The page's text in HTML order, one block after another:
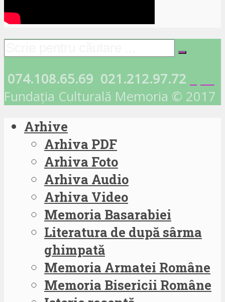
074.108.65.69 021.212.97.72
Fundația Culturală Memoria © 2017
Arhive
Arhiva PDF
Arhiva Foto
Arhiva Audio
Arhiva Video
Memoria Basarabiei
Literatura de după sârma
ghimpată
Memoria Armatei Române
Memoria Bisericii Române